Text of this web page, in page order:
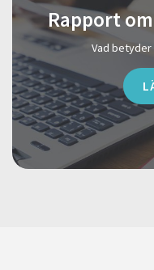
Rapport
Vad